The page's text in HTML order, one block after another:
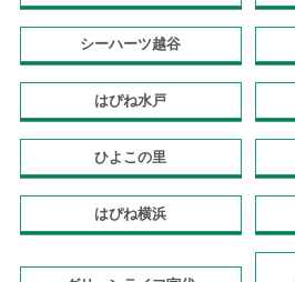
シーハーツ越谷
はぴね水戸
ひよこの里
はぴね横浜